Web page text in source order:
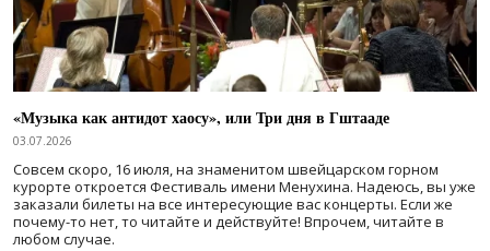
«Музыка как антидот хаосу», или Три дня в Гштааде
03.07.2026
Совсем скоро, 16 июля, на знаменитом швейцарском горном
курорте откроется Фестиваль имени Менухина. Надеюсь, вы уже
заказали билеты на все интересующие вас концерты. Если же
почему-то нет, то читайте и действуйте! Впрочем, читайте в
любом случае.